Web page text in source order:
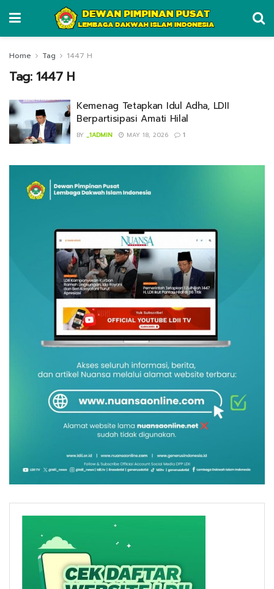
Home Tag 1447 H
Tag: 1447 H
Kemenag Tetapkan Idul Adha, LDII
Berpartisipasi Amati Hilal
BY _1ADMIN MAY 18, 2026 1